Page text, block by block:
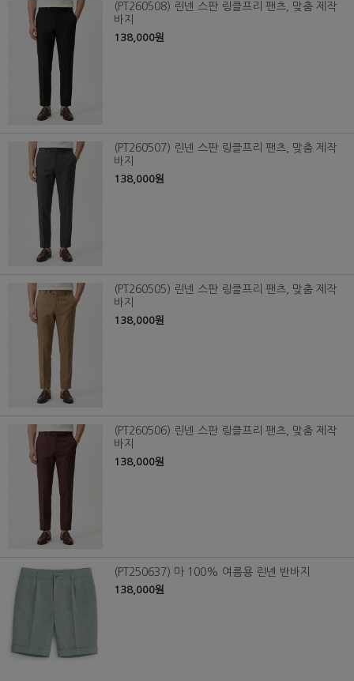
(PT260508) 린넨 스판 링클프리 팬츠, 맞춤 제작
바지
138,000원
(PT260507) 린넨 스판 링클프리 팬츠, 맞춤 제작
바지
138,000원
(PT260505) 린넨 스판 링클프리 팬츠, 맞춤 제작
바지
138,000원
(PT260506) 린넨 스판 링클프리 팬츠, 맞춤 제작
바지
138,000원
(PT250637) 마 100% 여름용 린넨 반바지
138,000원